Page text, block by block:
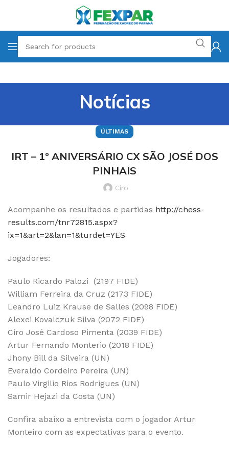
Notícias
ÚLTIMAS
IRT – 1º ANIVERSÁRIO CX SÃO JOSÉ DOS
PINHAIS
Ciro
Acompanhe os resultados e partidas http://chess-
results.com/tnr72815.aspx?
ix=1&art=2&lan=1&turdet=YES
Jogadores:
Paulo Ricardo Palozi (2197 FIDE)
William Ferreira da Cruz (2173 FIDE)
Leandro Luiz Krause de Salles (2098 FIDE)
Alexei Kovalczuk Silva (2072 FIDE)
Ciro José Cardoso Pimenta (2039 FIDE)
Artur Fernando Monterio (2018 FIDE)
Jhony Bill da Silveira (UN)
Everaldo Cordeiro Pereira (UN)
Paulo Virgilio Rios Rodrigues (UN)
Samir Hejazi da Costa (UN)
Confira abaixo a entrevista com o jogador Artur
Monteiro com as expectativas para o evento.